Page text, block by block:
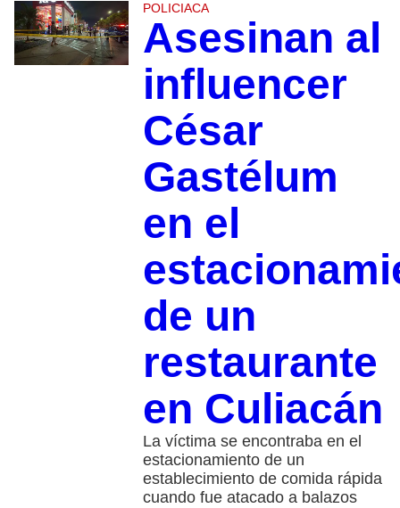
POLICIACA
Asesinan al
influencer
César
Gastélum
en el
de un
restaurante
en Culiacán
La víctima se encontraba en el
estacionamiento de un
establecimiento de comida rápida
cuando fue atacado a balazos